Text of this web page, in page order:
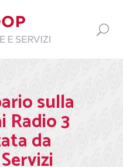
sulla
Radio 3
da